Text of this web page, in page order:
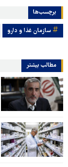
برچسب‌ها
سازمان غذا و دارو
مطالب بیشتر